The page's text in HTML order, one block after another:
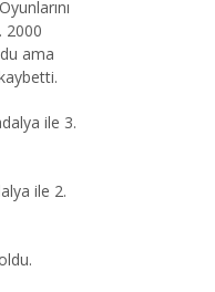
2000
ama
ile 3.
ile 2.